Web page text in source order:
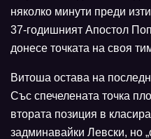
няколко минути преди
37-годишният Апостол
донесе точката на своя
Витоша остава на
Със спечелената точка
втората позиция в
задминавайки Левски, но